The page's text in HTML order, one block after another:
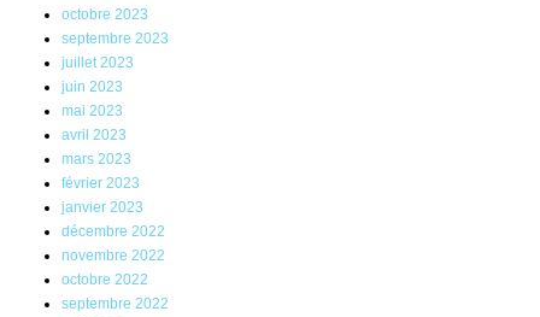
octobre 2023
septembre 2023
juillet 2023
juin 2023
mai 2023
avril 2023
mars 2023
février 2023
janvier 2023
décembre 2022
novembre 2022
octobre 2022
septembre 2022